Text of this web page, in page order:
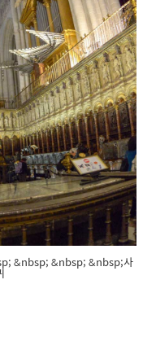
&nbsp; &nbsp; &nbsp;사